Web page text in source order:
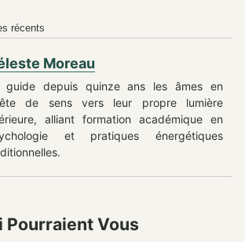
récents
Moreau
guide depuis quinze ans les âmes en
de sens vers leur propre lumière
alliant formation académique en
et pratiques énergétiques
Pourraient Vous